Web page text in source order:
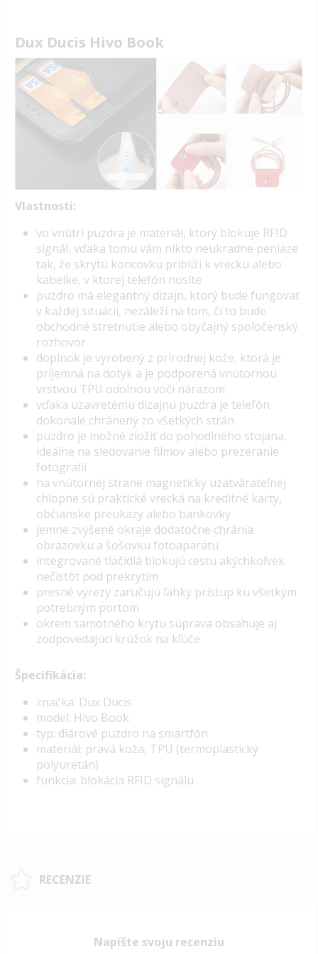
Dux Ducis Hivo Book
Vlastnosti:
vo vnútri puzdra je materiál, ktorý blokuje RFID
signál, vďaka tomu vám nikto neukradne peniaze
tak, že skrytú koncovku priblíži k vrecku alebo
kabelke, v ktorej telefón nosíte
puzdro má elegantný dizajn, ktorý bude fungovať
v každej situácii, nezáleží na tom, či to bude
obchodné stretnutie alebo obyčajný spoločenský
rozhovor
doplnok je vyrobený z prírodnej kože, ktorá je
príjemná na dotyk a je podporená vnútornou
vrstvou TPU odolnou voči nárazom
vďaka uzavretému dizajnu puzdra je telefón
dokonale chránený zo všetkých strán
puzdro je možné zložiť do pohodlného stojana,
ideálne na sledovanie filmov alebo prezeranie
fotografií
na vnútornej strane magneticky uzatvárateľnej
chlopne sú praktické vrecká na kreditné karty,
občianske preukazy alebo bankovky
jemne zvýšené okraje dodatočne chránia
obrazovku a šošovku fotoaparátu
integrované tlačidlá blokujú cestu akýchkoľvek
nečistôt pod prekrytím
presné výrezy zaručujú ľahký prístup ku všetkým
potrebným portom
okrem samotného krytu súprava obsahuje aj
zodpovedajúci krúžok na kľúče
Špecifikácia:
značka: Dux Ducis
model: Hivo Book
typ: diárové puzdro na smartfón
materiál: pravá koža, TPU (termoplastický
polyuretán)
funkcia: blokácia RFID signálu
RECENZIE
Napíšte svoju recenziu